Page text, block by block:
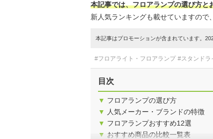
本記事では、フロアランプの選び方と
新人気ランキングも載せていますので
本記事はプロモーションが含まれています。
#フロアライト・フロアランプ #スタンドラ
目次
▼ フロアランプの選び方
▼
人気メーカー・ブランドの特徴
▼ フロアランプおすすめ12選
▼ おすすめ商品の比較一覧表